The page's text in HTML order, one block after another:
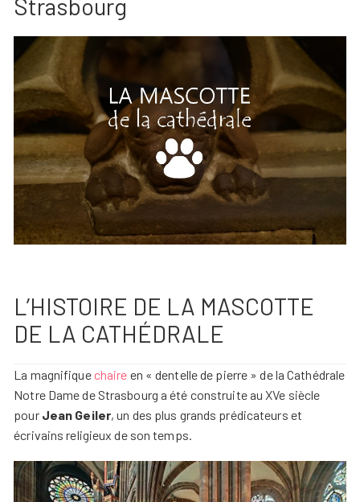
Strasbourg
L’HISTOIRE DE LA MASCOTTE
DE LA CATHÉDRALE
La magnifique chaire en « dentelle de pierre » de la Cathédrale
Notre Dame de Strasbourg a été construite au XVe siècle
pour Jean Geiler, un des plus grands prédicateurs et
écrivains religieux de son temps.